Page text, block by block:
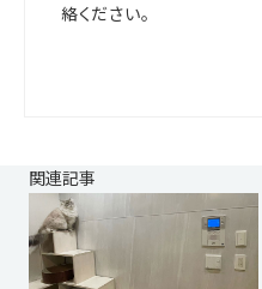
絡ください。
関連記事